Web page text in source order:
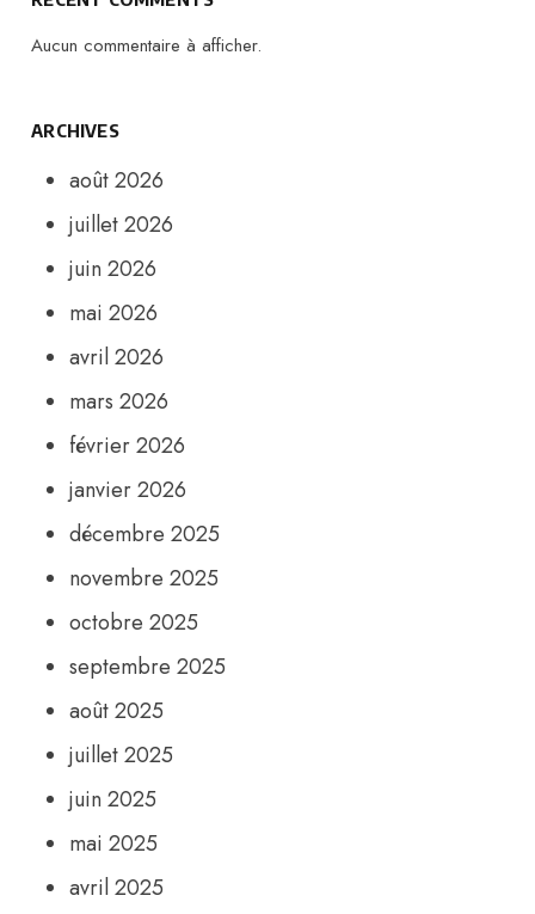
Aucun commentaire à afficher.
ARCHIVES
août 2026
juillet 2026
juin 2026
mai 2026
avril 2026
mars 2026
février 2026
janvier 2026
décembre 2025
novembre 2025
octobre 2025
septembre 2025
août 2025
juillet 2025
juin 2025
mai 2025
avril 2025